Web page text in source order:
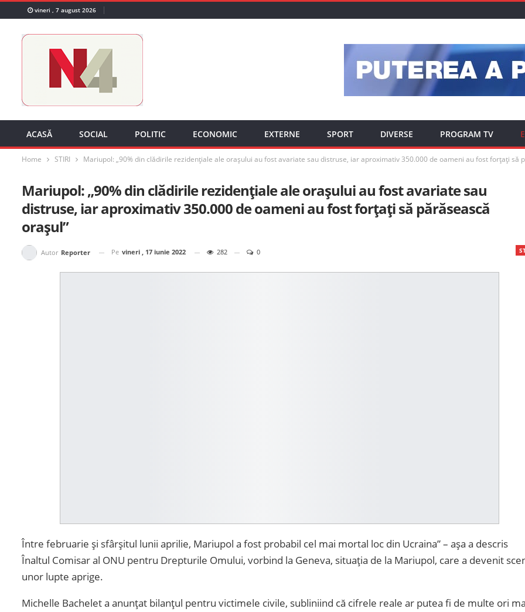
vineri , 7 august 2026
ACASĂ SOCIAL POLITIC ECONOMIC EXTERNE SPORT DIVERSE PROGRAM TV
Home STIRI Mariupol: „90% din clădirile rezidențiale ale orașului au fost avariate sau distruse, iar aproximativ 350.000 de oameni au fost forțați să
Mariupol: „90% din clădirile rezidențiale ale orașului au fost avariate sau
distruse, iar aproximativ 350.000 de oameni au fost forțați să părăsească
orașul”
Autor Reporter Pe vineri , 17 iunie 2022 282 0
Între februarie și sfârșitul lunii aprilie, Mariupol a fost probabil cel mai mortal loc din Ucraina” – așa a descris
Înaltul Comisar al ONU pentru Drepturile Omului, vorbind la Geneva, situația de la Mariupol, care a devenit
unor lupte aprige.
Michelle Bachelet a anunțat bilanțul pentru victimele civile, subliniind că cifrele reale ar putea fi de multe ori